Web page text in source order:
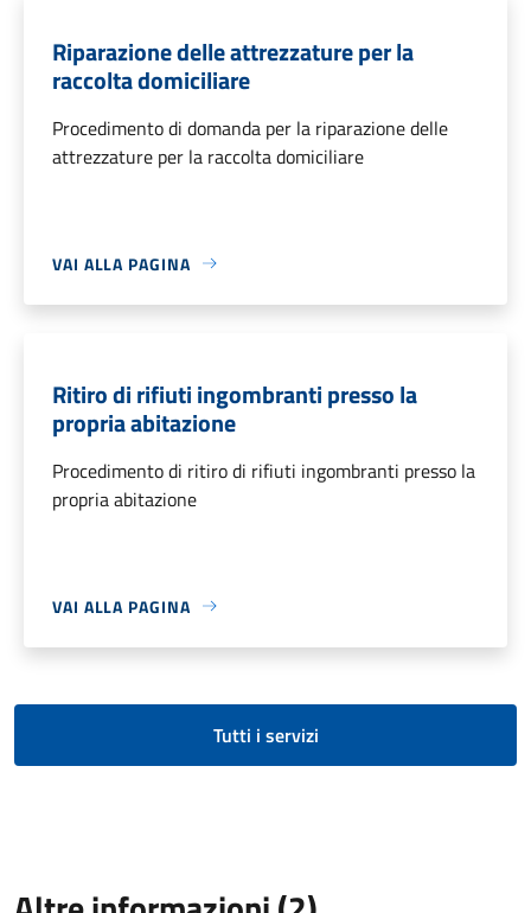
Riparazione delle attrezzature per la
raccolta domiciliare
Procedimento di domanda per la riparazione delle
attrezzature per la raccolta domiciliare
VAI ALLA PAGINA
Ritiro di rifiuti ingombranti presso la
propria abitazione
Procedimento di ritiro di rifiuti ingombranti presso la
propria abitazione
VAI ALLA PAGINA
Tutti i servizi